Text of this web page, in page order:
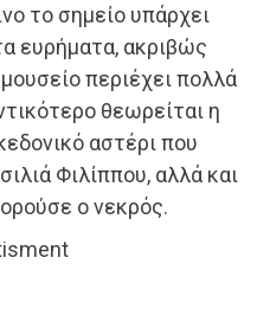
το σημείο υπάρχει
ευρήματα, ακριβώς
περιέχει πολλά
θεωρείται η
αστέρι που
Φιλίππου, αλλά και
ο νεκρός.